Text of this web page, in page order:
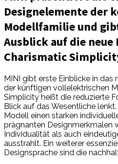
Designelemente der
Modellfamilie und
Ausblick auf die neue
Charismatic
MINI gibt erste Einblicke in das
der künftigen vollelektrischen
Simplicity heißt die reduzierte
Blick auf das Wesentliche
Modell einen starken
prägnanten Designmerkmalen
Individualität als auch
ausstrahlt. Ein weiterer
Designsprache sind die